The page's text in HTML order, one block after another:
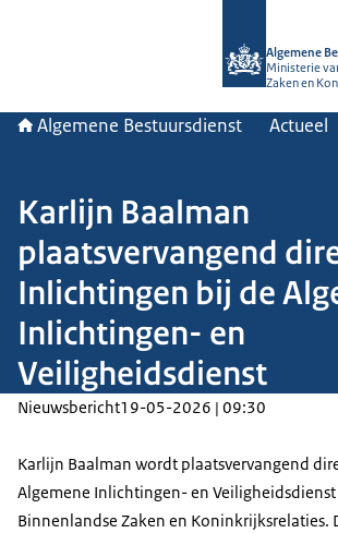
Algemene
Ministerie
Zaken en
Algemene Bestuursdienst Actueel
Karlijn Baalman
plaatsvervangend
Inlichtingen bij de
Inlichtingen- en
Veiligheidsdienst
Nieuwsbericht19-05-2026 | 09:30
Karlijn Baalman wordt plaatsvervangend
Algemene Inlichtingen- en
Binnenlandse Zaken en Koninkrijksrelaties.